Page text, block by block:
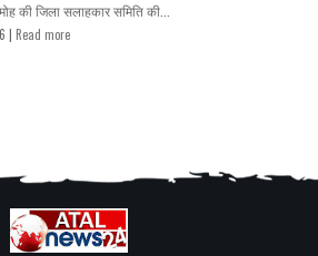
की जिला सलाहकार समिति की...
| Read more